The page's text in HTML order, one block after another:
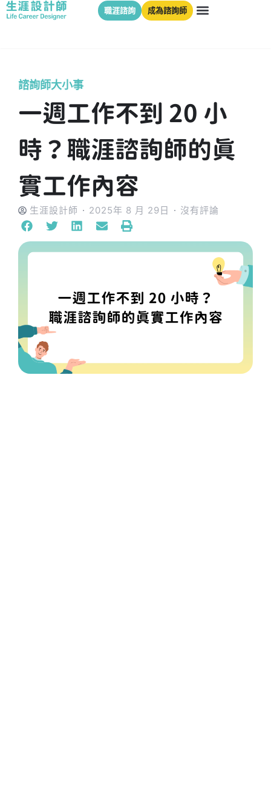
職涯諮詢 成為諮詢師
諮詢師大小事
一週工作不到 20 小
時？職涯諮詢師的真
實工作內容
生涯設計師 2025年 8 月 29日 沒有評論